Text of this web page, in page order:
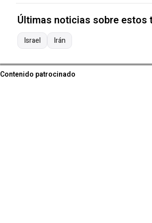
Últimas noticias sobre estos
Israel Irán
Contenido patrocinado